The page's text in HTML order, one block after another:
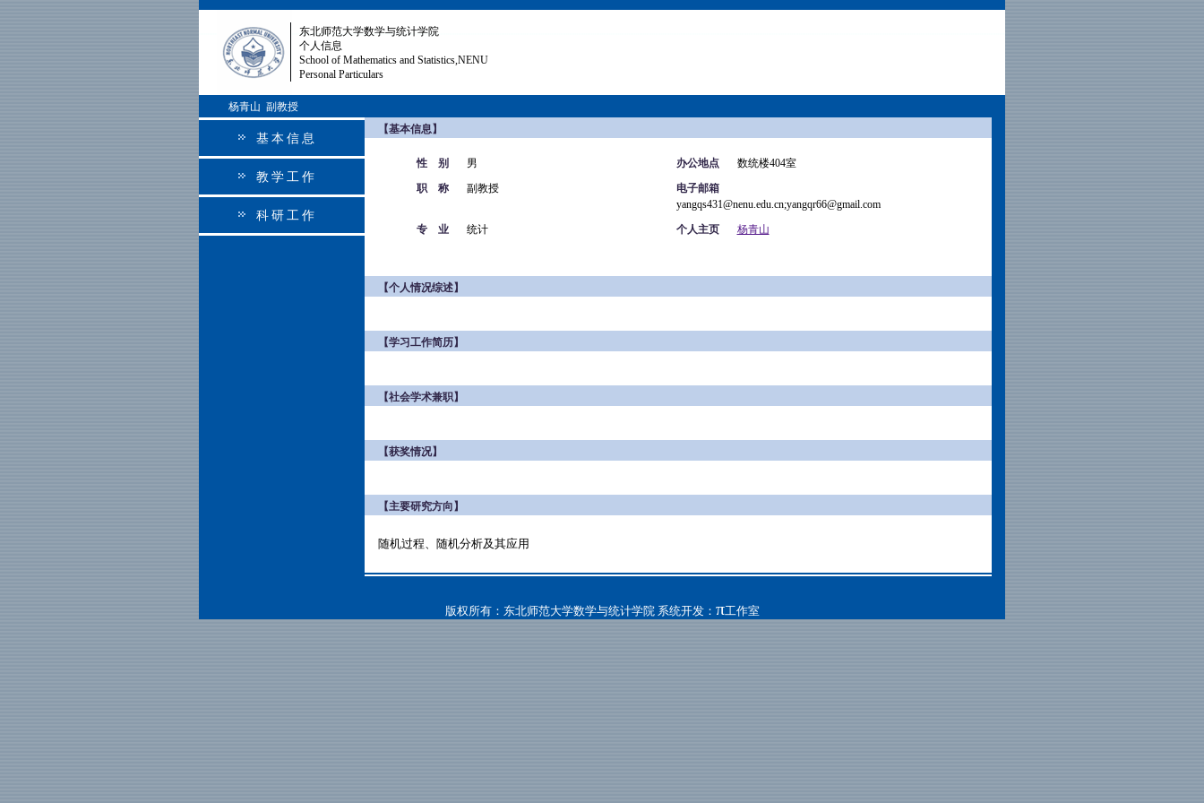
东北师范大学数学与统计学院
个人信息
School of Mathematics and Statistics,NENU
Personal Particulars
杨青山 副教授
基本信息
教学工作
科研工作
【基本信息】
性 别 男 办公地点
数统楼404室
职 称
副教授
电子邮箱
yangqs431@nenu.edu.cn;yangqr66@gmail.com
专 业
统计 个人主页 杨青山
【个人情况综述】
【学习工作简历】
【社会学术兼职】
【获奖情况】
【主要研究方向】
随机过程、随机分析及其应用
版权所有：东北师范大学数学与统计学院 系统开发： π工作室